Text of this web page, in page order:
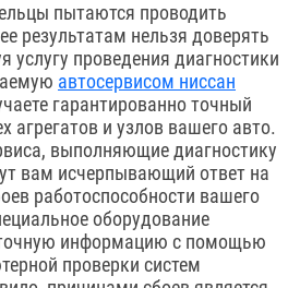
пытаются проводить
результатам нельзя доверять
услугу проведения диагностики
автосервисом ниссан
гарантированно точный
агрегатов и узлов вашего авто.
выполняющие диагностику
вам исчерпывающий ответ на
работоспособности вашего
оборудование
информацию с помощью
проверки систем